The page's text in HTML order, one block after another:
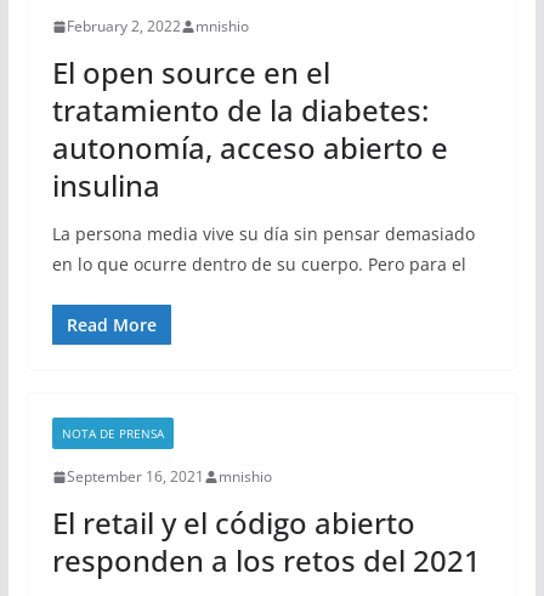
February 2, 2022 mnishio
El open source en el
tratamiento de la diabetes:
autonomía, acceso abierto e
insulina
La persona media vive su día sin pensar demasiado
en lo que ocurre dentro de su cuerpo. Pero para el
Read More
NOTA DE PRENSA
September 16, 2021 mnishio
El retail y el código abierto
responden a los retos del 2021